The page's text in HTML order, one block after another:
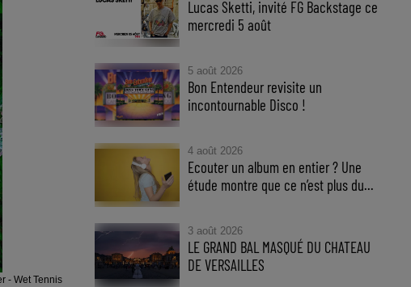
- Wet Tennis
Lucas Sketti, invité FG Backstage ce
mercredi 5 août
5 août 2026
Bon Entendeur revisite un
incontournable Disco !
4 août 2026
Ecouter un album en entier ? Une
étude montre que ce n’est plus du...
3 août 2026
LE GRAND BAL MASQUÉ DU CHATEAU
DE VERSAILLES